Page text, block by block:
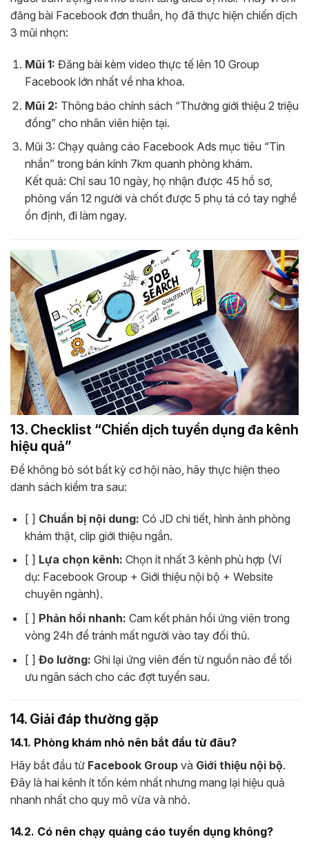
đăng bài Facebook đơn thuần, họ đã thực hiện chiến dịch
3 mũi nhọn:
Mũi 1: Đăng bài kèm video thực tế lên 10 Group
Facebook lớn nhất về nha khoa.
Mũi 2: Thông báo chính sách “Thưởng giới thiệu 2 triệu
đồng” cho nhân viên hiện tại.
Mũi 3: Chạy quảng cáo Facebook Ads mục tiêu “Tin
nhắn” trong bán kính 7km quanh phòng khám.
Kết quả: Chỉ sau 10 ngày, họ nhận được 45 hồ sơ,
phỏng vấn 12 người và chốt được 5 phụ tá có tay nghề
ổn định, đi làm ngay.
13. Checklist “Chiến dịch tuyển dụng đa kênh
hiệu quả”
Để không bỏ sót bất kỳ cơ hội nào, hãy thực hiện theo
danh sách kiểm tra sau:
[ ] Chuẩn bị nội dung: Có JD chi tiết, hình ảnh phòng
khám thật, clip giới thiệu ngắn.
[ ] Lựa chọn kênh: Chọn ít nhất 3 kênh phù hợp (Ví
dụ: Facebook Group + Giới thiệu nội bộ + Website
chuyên ngành).
[ ] Phản hồi nhanh: Cam kết phản hồi ứng viên trong
vòng 24h để tránh mất người vào tay đối thủ.
[ ] Đo lường: Ghi lại ứng viên đến từ nguồn nào để tối
ưu ngân sách cho các đợt tuyển sau.
14. Giải đáp thường gặp
14.1. Phòng khám nhỏ nên bắt đầu từ đâu?
Hãy bắt đầu từ Facebook Group và Giới thiệu nội bộ.
Đây là hai kênh ít tốn kém nhất nhưng mang lại hiệu quả
nhanh nhất cho quy mô vừa và nhỏ.
14.2. Có nên chạy quảng cáo tuyển dụng không?